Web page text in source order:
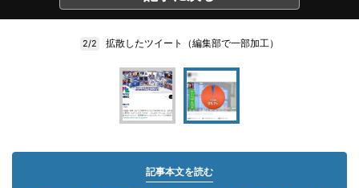
2/2 拡散したツイート（編集部で一部加工）
記事本文を読む